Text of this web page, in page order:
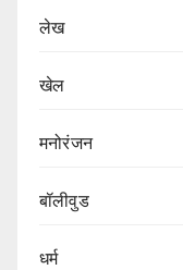
लेख
खेल
मनोरंजन
बॉलीवुड
धर्म